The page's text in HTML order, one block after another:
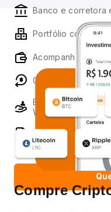
Banco e corretora
Portfólio completo
Acompanhamento
Ganhe cashback
Especialista
WIN
Informe de
Compre